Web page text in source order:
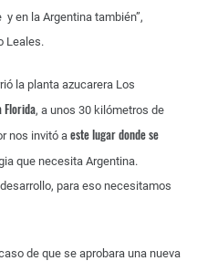
en la Argentina también”,
Leales.
la planta azucarera Los
Florida, a unos 30 kilómetros de
nos invitó a este lugar donde se
que necesita Argentina.
para eso necesitamos
de que se aprobara una nueva